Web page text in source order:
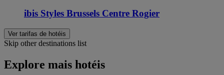
ibis Styles Brussels Centre Rogier
Ver tarifas de hotéis
Skip other destinations list
Explore mais hotéis